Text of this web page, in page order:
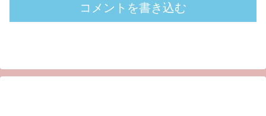
コメントを書き込む